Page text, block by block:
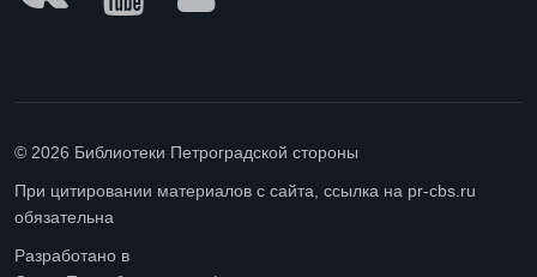
© 2026 Библиотеки Петроградской стороны
При цитировании материалов с сайта, ссылка на pr-cbs.ru
обязательна
Разработано в